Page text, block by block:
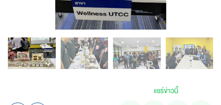
แชร์ข่าวนี้